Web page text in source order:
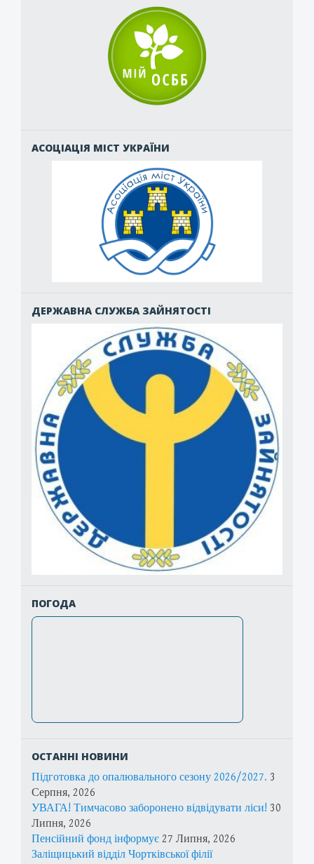
АСОЦІАЦІЯ МІСТ УКРАЇНИ
ДЕРЖАВНА СЛУЖБА ЗАЙНЯТОСТІ
ПОГОДА
ОСТАННІ НОВИНИ
Підготовка до опалювального сезону 2026/2027. 3
Серпня, 2026
УВАГА! Тимчасово заборонено відвідувати ліси! 30
Липня, 2026
Пенсійний фонд інформує 27 Липня, 2026
Заліщицький відділ Чортківської філії